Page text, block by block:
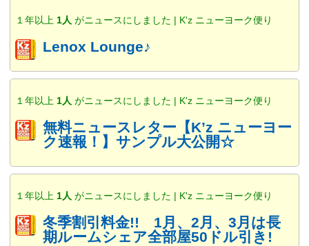
１年以上 1人 がニュースにしました | K'z ニューヨーク便り
Lenox Lounge♪
１年以上 1人 がニュースにしました | K'z ニューヨーク便り
無料ニュースレター【K’z ニューヨー
ク速報！】サンプル大公開☆
１年以上 1人 がニュースにしました | K'z ニューヨーク便り
冬季割引料金!! 1月、2月、3月は長
期ルームシェア全部屋50ドル引き!